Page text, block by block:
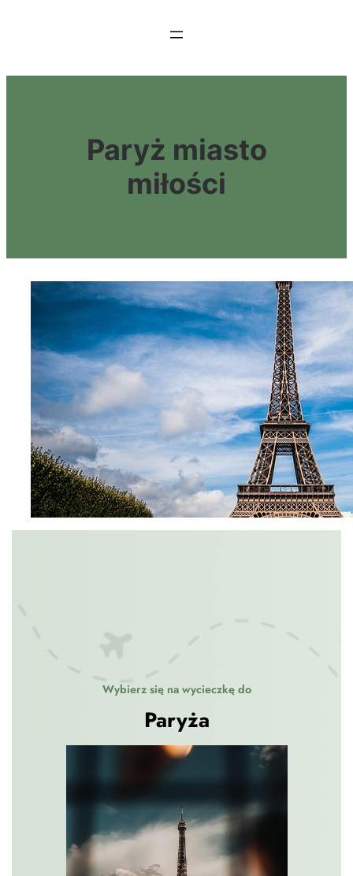
Paryż miasto
miłości
Wybierz się na wycieczkę do
Paryża